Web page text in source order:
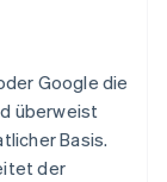
Google die
überweist
Basis.
der